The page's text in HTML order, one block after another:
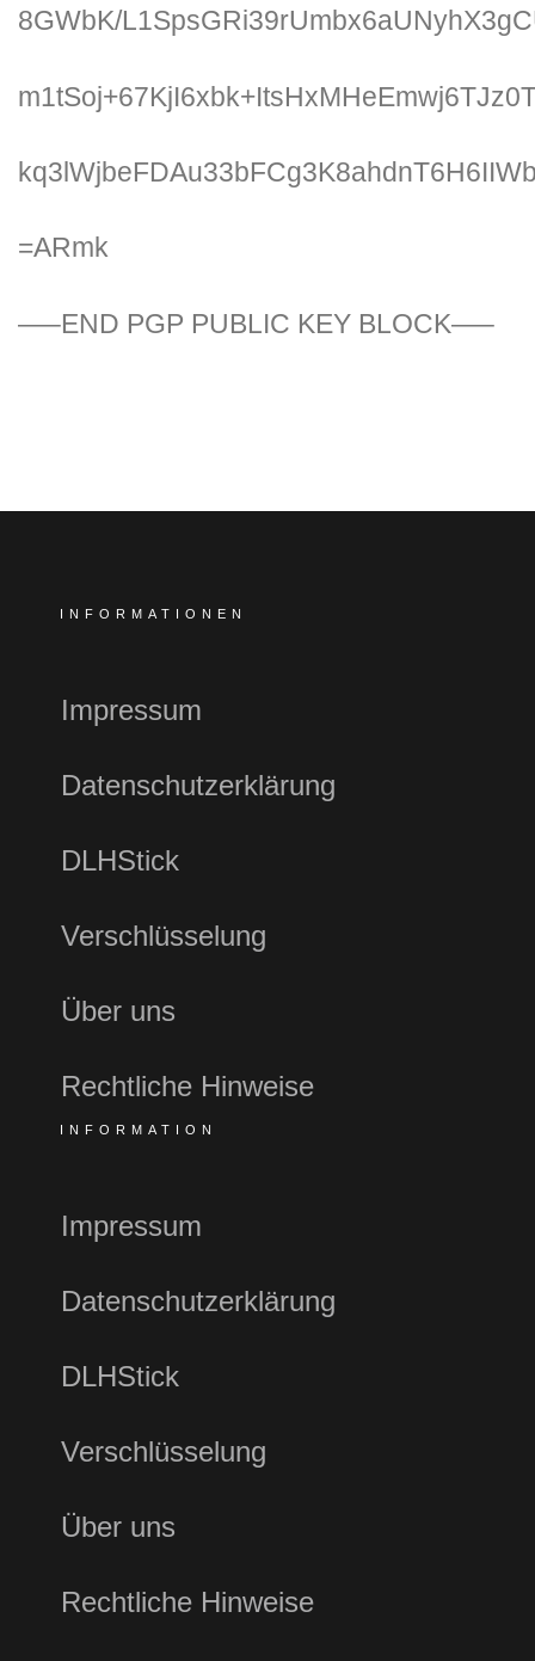
8GWbK/
=ARmk
—–END PGP PUBLIC KEY BLOCK—–
INFORMATIONEN
Impressum
Datenschutzerklärung
DLHStick
Verschlüsselung
Über uns
Rechtliche Hinweise
INFORMATION
Impressum
Datenschutzerklärung
DLHStick
Verschlüsselung
Über uns
Rechtliche Hinweise